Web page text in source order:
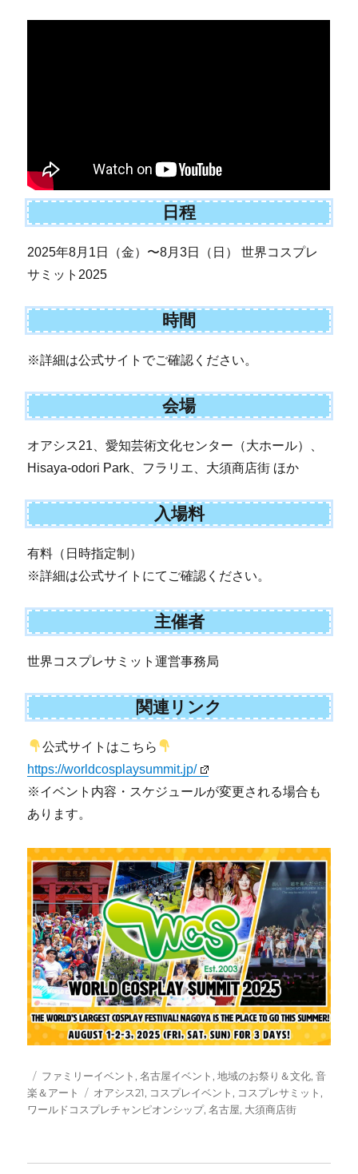
日程
2025年8月1日（金）〜8月3日（日） 世界コスプレ
サミット2025
時間
※詳細は公式サイトでご確認ください。
会場
オアシス21、愛知芸術文化センター（大ホール）、
Hisaya-odori Park、フラリエ、大須商店街 ほか
入場料
有料（日時指定制）
※詳細は公式サイトにてご確認ください。
主催者
世界コスプレサミット運営事務局
関連リンク
公式サイトはこちら
https://worldcosplaysummit.jp/
※イベント内容・スケジュールが変更される場合も
あります。
投
稿
日:
カ
テ
ゴ
ファミリーイベント,名古屋イベント,地域のお祭り＆文化,音
楽＆アート
タ
グ
オアシス21, コスプレイベント, コスプレサミット,
ワールドコスプレチャンピオンシップ,名古屋, 大須商店街